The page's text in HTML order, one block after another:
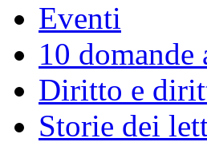
Eventi
10 domande
Diritto e
Storie dei